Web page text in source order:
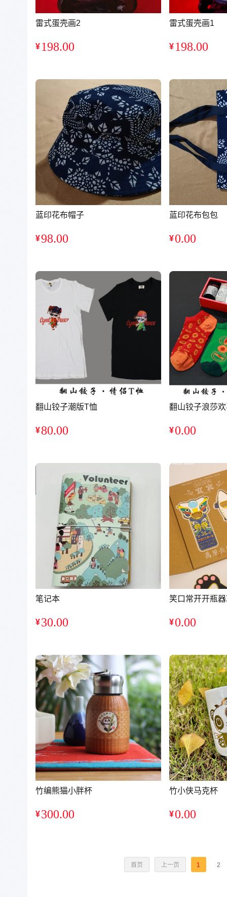
雷式蛋壳画2
¥ 198.00
雷式蛋壳画1
¥ 198.00
蓝印花布帽子
¥98.00
蓝印花布包包
¥0.00
翻山铰子潮版T恤
¥80.00
翻山铰子浪莎
¥0.00
笔记本
¥30.00
笑口常开开瓶
¥0.00
竹编熊猫小胖杯
¥300.00
竹小侠马克杯
¥0.00
首页 上一页 1 2